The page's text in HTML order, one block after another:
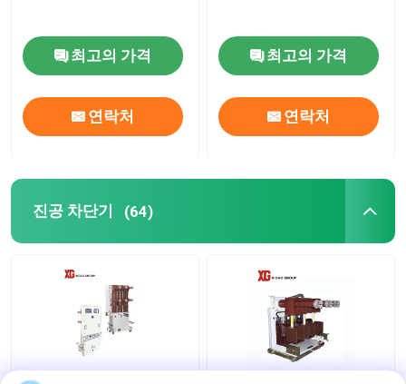
SF6 회로 차단기
CT 전류 변압기
PT 계기용 변압기
CT PT 메터링 부
산화 아연 서지 방지 장치
HRC는 녹습니다
최고의 가격
연락처
최고의 가격
연락처
진공 차단기 (64)